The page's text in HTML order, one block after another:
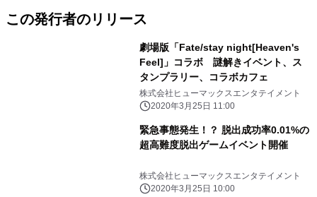
この発行者のリリース
劇場版「Fate/stay night[Heaven's
Feel]」コラボ 謎解きイベント、ス
タンプラリー、コラボカフェ
株式会社ヒューマックスエンタテイメント
2020年3月25日 11:00
緊急事態発生！？ 脱出成功率0.01%の
超高難度脱出ゲームイベント開催
株式会社ヒューマックスエンタテイメント
2020年3月25日 10:00